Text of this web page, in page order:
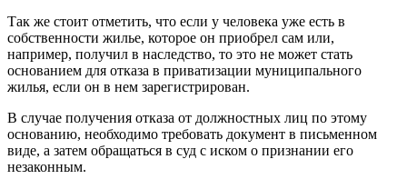
Так же стоит отметить, что если у человека уже есть в
собственности жилье, которое он приобрел сам или,
например, получил в наследство, то это не может стать
основанием для отказа в приватизации муниципального
жилья, если он в нем зарегистрирован.
В случае получения отказа от должностных лиц по этому
основанию, необходимо требовать документ в письменном
виде, а затем обращаться в суд с иском о признании его
незаконным.